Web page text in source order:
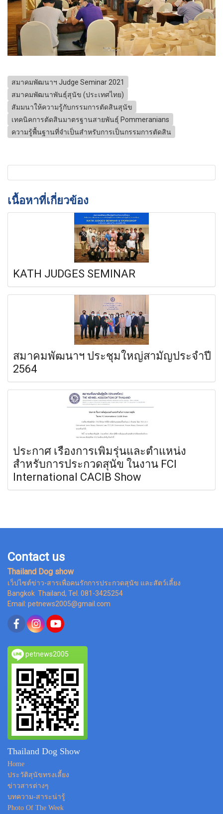
สมาคมพัฒนาฯ Judge Seminar 2021
สมาคมพัฒนาพันธุ์สุนัข (ประเทศไทย)
สัมมนาให้ความรู้กับกรรมการตัดสินสุนัข
เทคนิคการตัดสินมาตรฐานสายพันธุ์ Pommeranians
ความรู้พื้นฐานที่จำเป็นสำหรับการเป็นกรรมการตัดสิน
เนื้อหาที่เกี่ยวข้อง
KATH JUDGES SEMINAR
สมาคมพัฒนาฯ ประชุมใหญ่สามัญประจำปี
2564
ประกาศ เรื่องการเพิ่มรุ่นและตำแหน่ง
สำหรับการประกวดสุนัข ในงาน FCI
International CACIB Show
Contact us
Thailand Dog show
เว็ปไซต์ข่าว-สารเพื่อคนรักการประกวดสุนัข และสัตว์เลี้ยง
Bangkok Thailand, Tel. 081-3425254
Email: petnews2005@gmail.com
petnews2005
Thailand Dog Show
Home
ประวัติสุนัขทรงเลี้ยง
ข่าวสารต่างๆ
บทความ-สาระน่ารู้
Photo Of The Week